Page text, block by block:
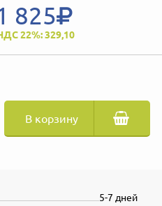
825
22%: 329,10
В корзину
5-7 дней